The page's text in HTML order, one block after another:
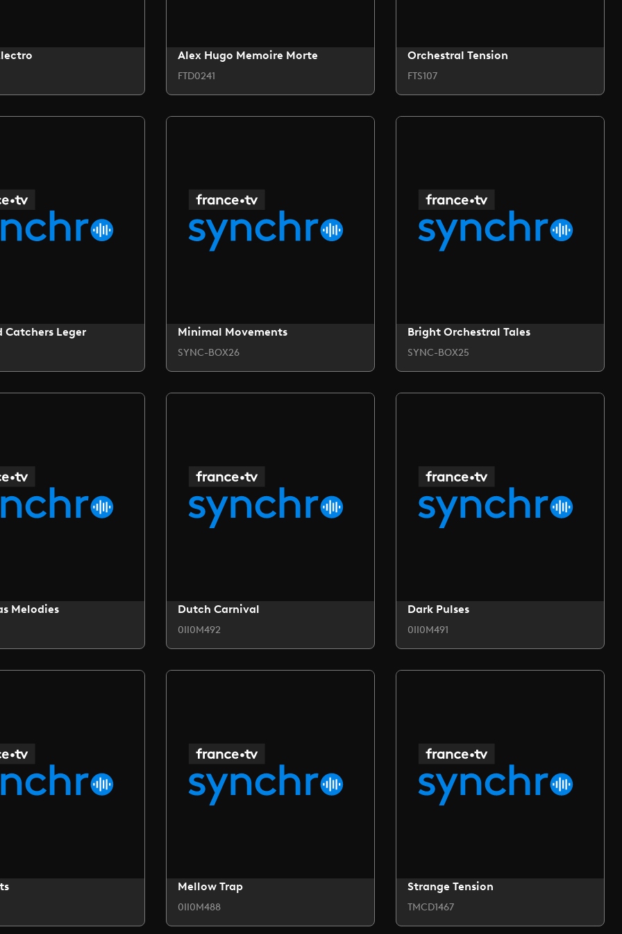
Alex Hugo Memoire Morte
FTD0241
Orchestral Tension
FTS107
Catchers Leger Minimal Movements
SYNC-BOX26
Bright Orchestral Tales
SYNC-BOX25
Melodies Dutch Carnival
0II0M492
Dark Pulses
0II0M491
Mellow Trap
0II0M488
Strange Tension
TMCD1467